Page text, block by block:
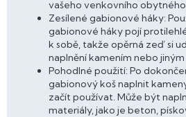
vašeho venkovního
Zesílené gabionové háky:
gabionové háky pojí
k sobě, takže opěrná zeď si
naplnění kamením nebo
Pohodlné použití: Po
gabionový koš naplnit
začít používat. Může být
materiály, jako je beton,